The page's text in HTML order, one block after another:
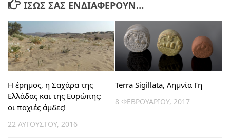
ΊΣΩΣ ΣΑΣ ΕΝΔΙΑΦΈΡΟΥΝ…
Η έρημος, η Σαχάρα της
Ελλάδας και της Ευρώπης:
οι παχιές άμδες!
22 ΑΥΓΟΎΣΤΟΥ, 2016
Terra Sigillata, Λημνία Γη
8 ΦΕΒΡΟΥΑΡΊΟΥ, 2017